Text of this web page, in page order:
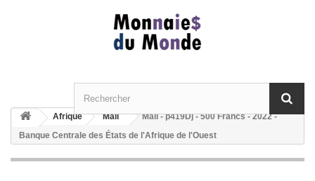
Afrique Mali
Mali - p419Dj - 500 Francs - 2022 -
Banque Centrale des États de l'Afrique de l'Ouest